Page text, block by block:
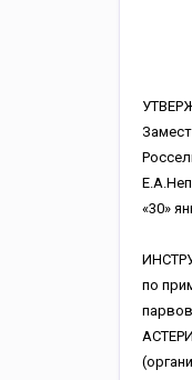
«30»
по